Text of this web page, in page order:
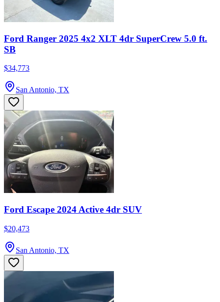
Ford Ranger 2025 4x2 XLT 4dr SuperCrew 5.0 ft.
SB
$34,773
San Antonio, TX
Ford Escape 2024 Active 4dr SUV
$20,473
San Antonio, TX